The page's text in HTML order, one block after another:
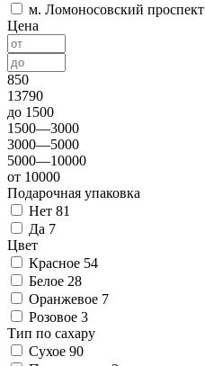
м. Ломоносовский проспект
Цена
850
13790
до 1500
1500—3000
3000—5000
5000—10000
от 10000
Подарочная упаковка
Нет 81
Да 7
Цвет
Красное 54
Белое 28
Оранжевое 7
Розовое 3
Тип по сахару
Сухое 90